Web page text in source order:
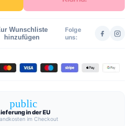
Wunschliste
hinzufügen
Folge
uns:
public
in der EU
im Checkout